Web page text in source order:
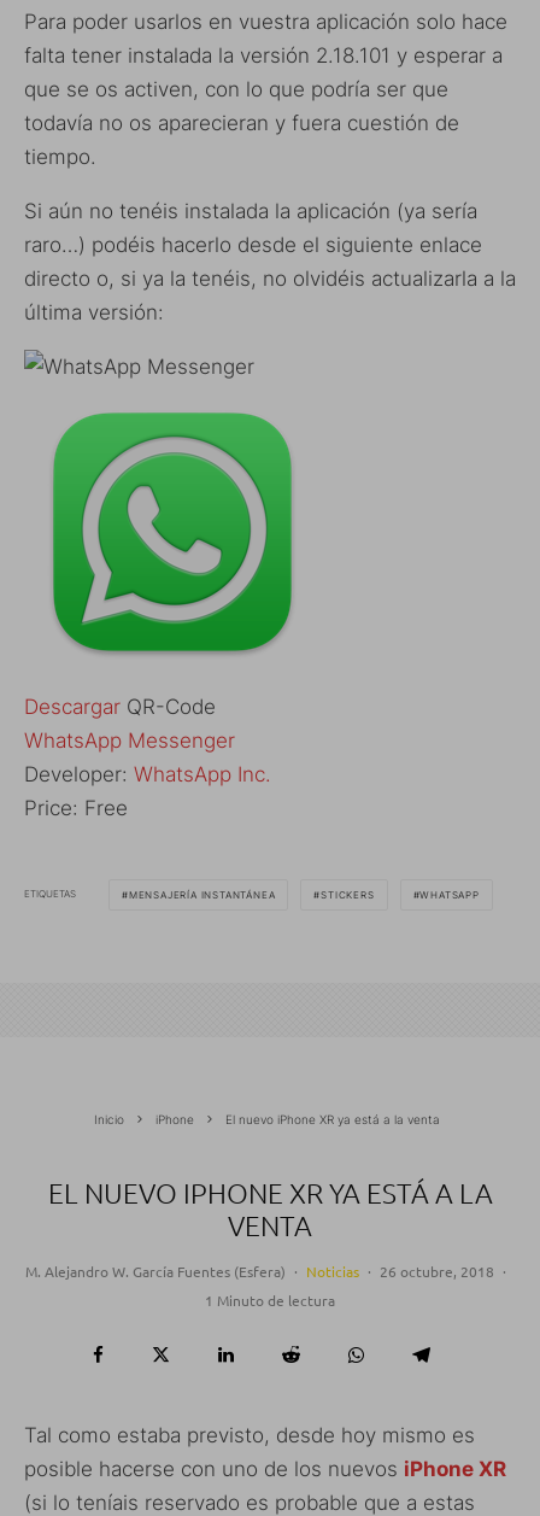
Para poder usarlos en vuestra aplicación solo hace
falta tener instalada la versión 2.18.101 y esperar a
que se os activen, con lo que podría ser que
todavía no os aparecieran y fuera cuestión de
tiempo.
Si aún no tenéis instalada la aplicación (ya sería
raro…) podéis hacerlo desde el siguiente enlace
directo o, si ya la tenéis, no olvidéis actualizarla a la
última versión:
Descargar QR-Code
‎WhatsApp Messenger
Developer: WhatsApp Inc.
Price: Free
ETIQUETAS MENSAJERÍA INSTANTÁNEA STICKERS WHATSAPP
Inicio iPhone El nuevo iPhone XR ya está a la venta
EL NUEVO IPHONE XR YA ESTÁ A LA
VENTA
M. Alejandro W. García Fuentes (Esfera) · Noticias · 26 octubre, 2018 ·
1 Minuto de lectura
Tal como estaba previsto, desde hoy mismo es
posible hacerse con uno de los nuevos iPhone XR
(si lo teníais reservado es probable que a estas